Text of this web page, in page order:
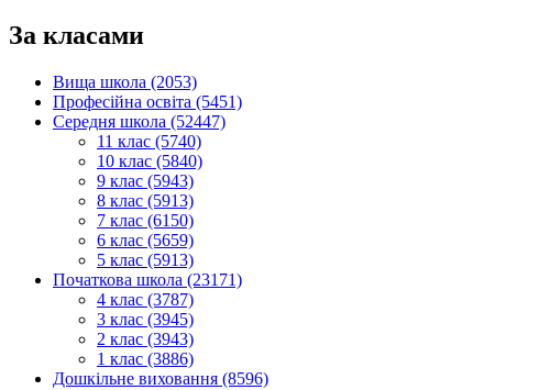
За класами
Вища школа (2053)
Професійна освіта (5451)
Середня школа (52447)
11 клас (5740)
10 клас (5840)
9 клас (5943)
8 клас (5913)
7 клас (6150)
6 клас (5659)
5 клас (5913)
Початкова школа (23171)
4 клас (3787)
3 клас (3945)
2 клас (3943)
1 клас (3886)
Дошкільне виховання (8596)